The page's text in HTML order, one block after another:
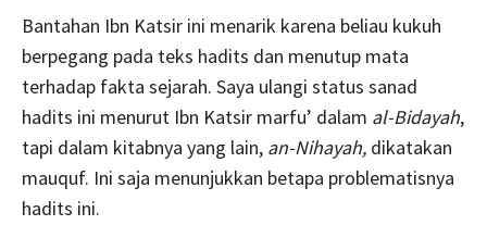
Bantahan Ibn Katsir ini menarik karena beliau kukuh
berpegang pada teks hadits dan menutup mata
terhadap fakta sejarah. Saya ulangi status sanad
hadits ini menurut Ibn Katsir marfu’ dalam al-Bidayah,
tapi dalam kitabnya yang lain, an-Nihayah, dikatakan
mauquf. Ini saja menunjukkan betapa problematisnya
hadits ini.